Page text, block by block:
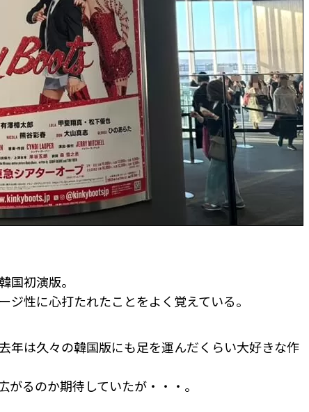
国初演版。
性に心打たれたことをよく覚えている。
年は久々の韓国版にも足を運んだくらい大好きな作
るのか期待していたが・・・。